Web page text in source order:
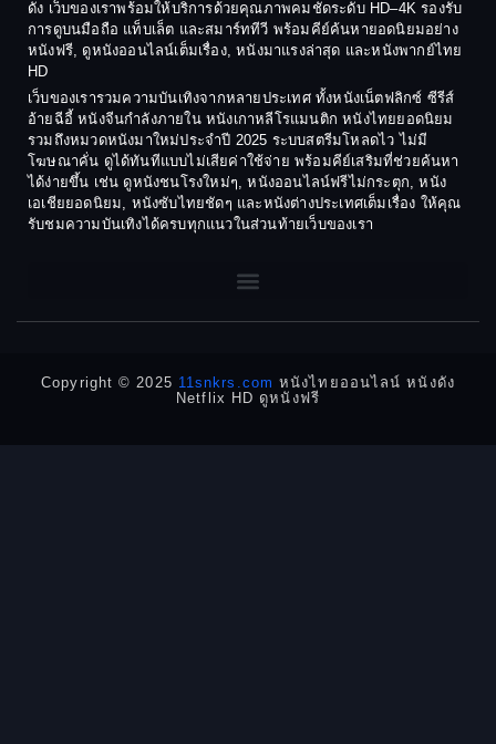
Crime อาชญากรรม
Culture
Dance เต้น
Dark Comedy ตลกร้าย
DC
Detective
Detective สืบสวน
1982
1981
1980
1978
1974
1973
1972
1971
1970
1969
1968
1964
ดัง เว็บของเราพร้อมให้บริการด้วยคุณภาพคมชัดระดับ HD–4K รองรับ
การดูบนมือถือ แท็บเล็ต และสมาร์ททีวี พร้อมคีย์ค้นหายอดนิยมอย่าง
หนังฟรี, ดูหนังออนไลน์เต็มเรื่อง, หนังมาแรงล่าสุด และหนังพากย์ไทย
HD
เว็บของเรารวมความบันเทิงจากหลายประเทศ ทั้งหนังเน็ตฟลิกซ์ ซีรีส์
อ้ายฉีอี้ หนังจีนกำลังภายใน หนังเกาหลีโรแมนติก หนังไทยยอดนิยม
รวมถึงหมวดหนังมาใหม่ประจำปี 2025 ระบบสตรีมโหลดไว ไม่มี
โฆษณาคั่น ดูได้ทันทีแบบไม่เสียค่าใช้จ่าย พร้อมคีย์เสริมที่ช่วยค้นหา
ได้ง่ายขึ้น เช่น ดูหนังชนโรงใหม่ๆ, หนังออนไลน์ฟรีไม่กระตุก, หนัง
เอเชียยอดนิยม, หนังซับไทยชัดๆ และหนังต่างประเทศเต็มเรื่อง ให้คุณ
รับชมความบันเทิงได้ครบทุกแนวในส่วนท้ายเว็บของเรา
Copyright © 2025 11snkrs.com หนังไทยออนไลน์ หนังดัง
Netflix HD ดูหนังฟรี